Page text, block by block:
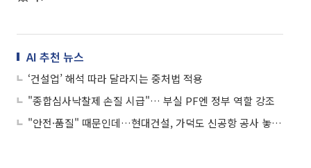
AI 추천 뉴스
‘건설업’ 해석 따라 달라지는 중처법 적용
"종합심사낙찰제 손질 시급"… 부실 PF엔 정부 역할 강조
"안전·품질" 때문인데…현대건설, 가덕도 신공항 공사 놓고 '뭇매'